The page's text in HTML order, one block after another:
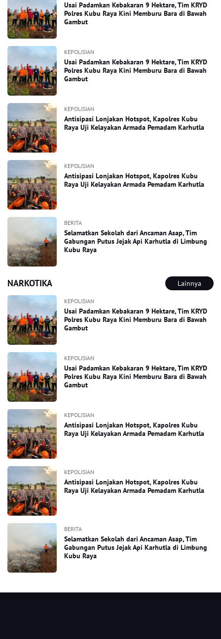
Usai Padamkan Kebakaran 9 Hektare, Tim KRYD
Polres Kubu Raya Kini Memburu Bara di Bawah
Gambut
KEPOLISIAN
Usai Padamkan Kebakaran 9 Hektare, Tim KRYD
Polres Kubu Raya Kini Memburu Bara di Bawah
Gambut
KEPOLISIAN
Antisipasi Lonjakan Hotspot, Kapolres Kubu
Raya Uji Kelayakan Armada Pemadam Karhutla
KEPOLISIAN
Antisipasi Lonjakan Hotspot, Kapolres Kubu
Raya Uji Kelayakan Armada Pemadam Karhutla
BERITA
Selamatkan Sekolah dari Ancaman Asap, Tim
Gabungan Putus Jejak Api Karhutla di Limbung
Kubu Raya
NARKOTIKA Lainnya
KEPOLISIAN
Usai Padamkan Kebakaran 9 Hektare, Tim KRYD
Polres Kubu Raya Kini Memburu Bara di Bawah
Gambut
KEPOLISIAN
Usai Padamkan Kebakaran 9 Hektare, Tim KRYD
Polres Kubu Raya Kini Memburu Bara di Bawah
Gambut
KEPOLISIAN
Antisipasi Lonjakan Hotspot, Kapolres Kubu
Raya Uji Kelayakan Armada Pemadam Karhutla
KEPOLISIAN
Antisipasi Lonjakan Hotspot, Kapolres Kubu
Raya Uji Kelayakan Armada Pemadam Karhutla
BERITA
Selamatkan Sekolah dari Ancaman Asap, Tim
Gabungan Putus Jejak Api Karhutla di Limbung
Kubu Raya